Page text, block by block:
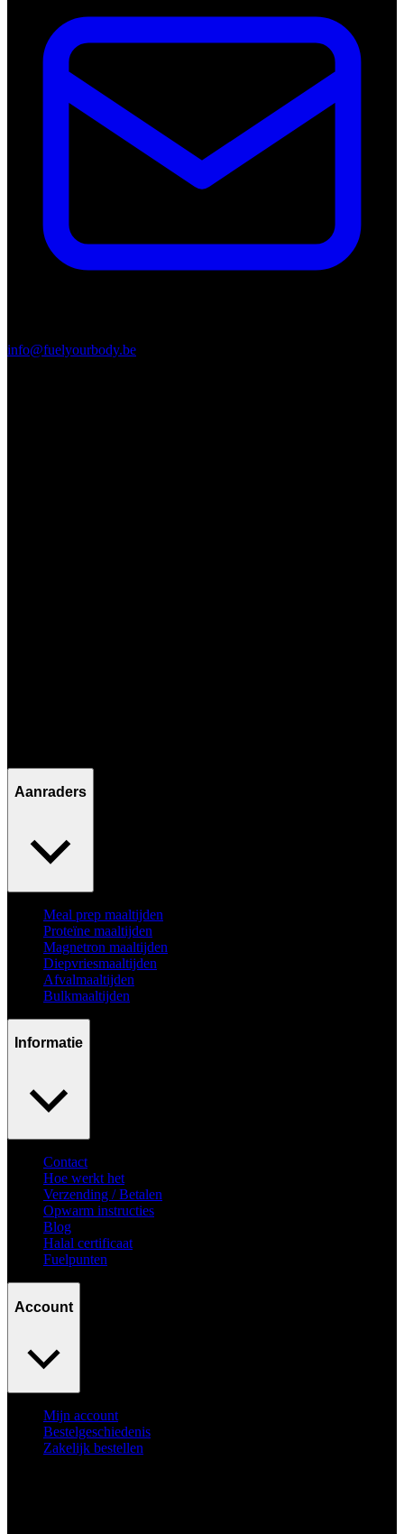
info@fuelyourbody.be
Aanraders
Meal prep maaltijden
Proteïne maaltijden
Magnetron maaltijden
Diepvriesmaaltijden
Afvalmaaltijden
Bulkmaaltijden
Informatie
Contact
Hoe werkt het
Verzending / Betalen
Opwarm instructies
Blog
Halal certificaat
Fuelpunten
Account
Mijn account
Bestelgeschiedenis
Zakelijk bestellen